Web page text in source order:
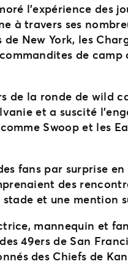
l’expérience des
à travers ses
New York, les
de
la ronde de wild
et a suscité
Swoop et les
fans par surprise
des
et une mention
mannequin et
49ers de San
des Chiefs de